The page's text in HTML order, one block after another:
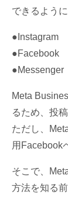
できるよう
●Instagram
●Facebook
●Messenger
Meta
るため、投
ただし、
用Facebook
そこで、
方法を知る